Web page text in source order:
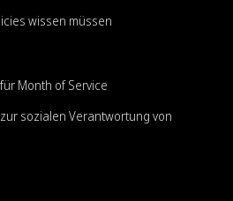
wissen müssen
Month of Service
sozialen Verantwortung von